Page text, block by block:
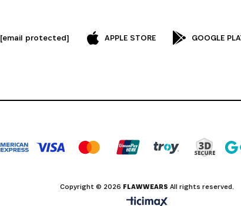
[email protected] APPLE STORE GOOGLE
Copyright © 2026 FLAWWEARS All rights reserved.